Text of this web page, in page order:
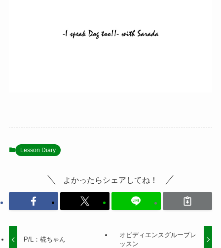
Lesson Diary
よかったらシェアしてね！
P/L：椛ちゃん
オビディエンスグループレ
ッスン